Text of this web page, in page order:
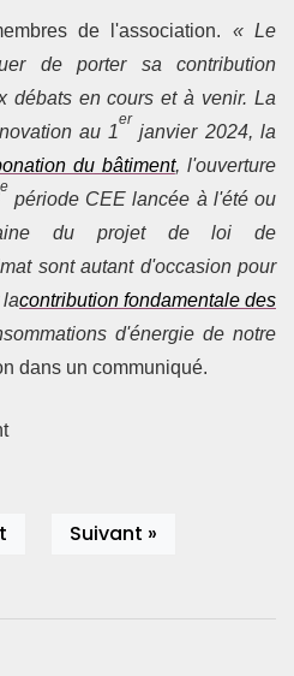
de l'association.
« Le
de porter sa contribution
débats en cours et à venir. La
au 1
er
janvier 2024, la
du bâtiment, l'ouverture
e
période CEE lancée à l'été ou
du projet de loi de
sont autant d'occasion pour
contribution fondamentale des
d'énergie de notre
dans un communiqué.
Suivant »